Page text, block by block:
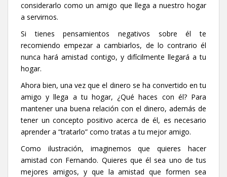
considerarlo como un amigo que llega a nuestro hogar
a servirnos.
Si tienes pensamientos negativos sobre él te
recomiendo empezar a cambiarlos, de lo contrario él
nunca hará amistad contigo, y difícilmente llegará a tu
hogar.
Ahora bien, una vez que el dinero se ha convertido en tu
amigo y llega a tu hogar, ¿Qué haces con él? Para
mantener una buena relación con el dinero, además de
tener un concepto positivo acerca de él, es necesario
aprender a “tratarlo” como tratas a tu mejor amigo.
Como ilustración, imaginemos que quieres hacer
amistad con Fernando. Quieres que él sea uno de tus
mejores amigos, y que la amistad que formen sea